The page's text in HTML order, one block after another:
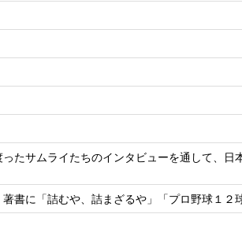
たサムライたちのインタビューを通して、日
書に「詰むや、詰まざるや」「プロ野球１２